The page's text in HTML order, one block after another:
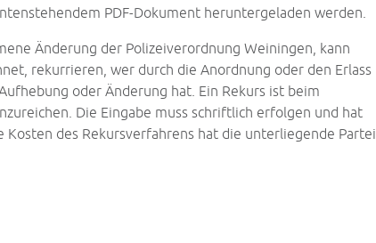
PDF-Dokument heruntergeladen werden.
Änderung der Polizeiverordnung Weiningen, kann
rekurrieren, wer durch die Anordnung oder den Erlass
oder Änderung hat. Ein Rekurs ist beim
Die Eingabe muss schriftlich erfolgen und hat
des Rekursverfahrens hat die unterliegende Partei
2026